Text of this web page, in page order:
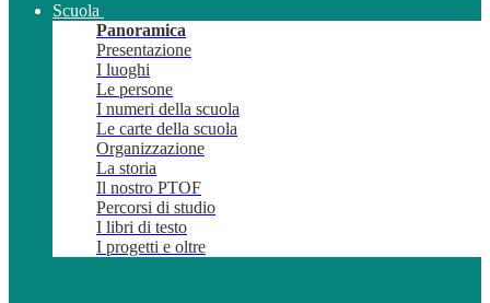
Scuola
Panoramica
Presentazione
I luoghi
Le persone
I numeri della scuola
Le carte della scuola
Organizzazione
La storia
Il nostro PTOF
Percorsi di studio
I libri di testo
I progetti e oltre